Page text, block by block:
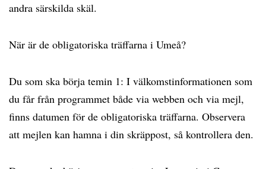
andra särskilda skäl.
När är de obligatoriska träffarna i Umeå?
Du som ska börja temin 1: I välkomstinformationen som
du får från programmet både via webben och via mejl,
finns datumen för de obligatoriska träffarna. Observera
att mejlen kan hamna i din skräppost, så kontrollera den.